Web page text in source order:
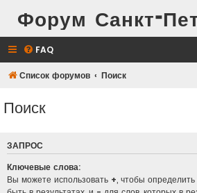
Форум Санкт-
FAQ
Список форумов Поиск
Поиск
ЗАПРОС
Ключевые слова:
Вы можете использовать +, чтобы